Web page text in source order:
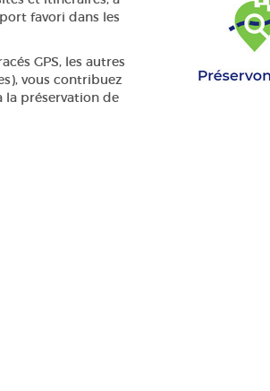
favori dans les
GPS, les autres
vous contribuez
la préservation de